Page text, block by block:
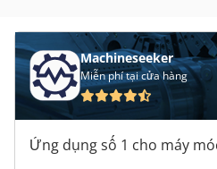
Machineseeker
Miễn phí tại cửa hàng
Ứng dụng số 1 cho máy